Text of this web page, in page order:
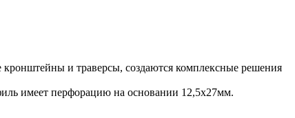
и траверсы, создаются комплексные решения
имеет перфорацию на основании 12,5х27мм.